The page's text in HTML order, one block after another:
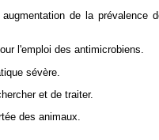
de la
l'emploi des antimicrobiens.
sévère.
et de traiter.
des animaux.